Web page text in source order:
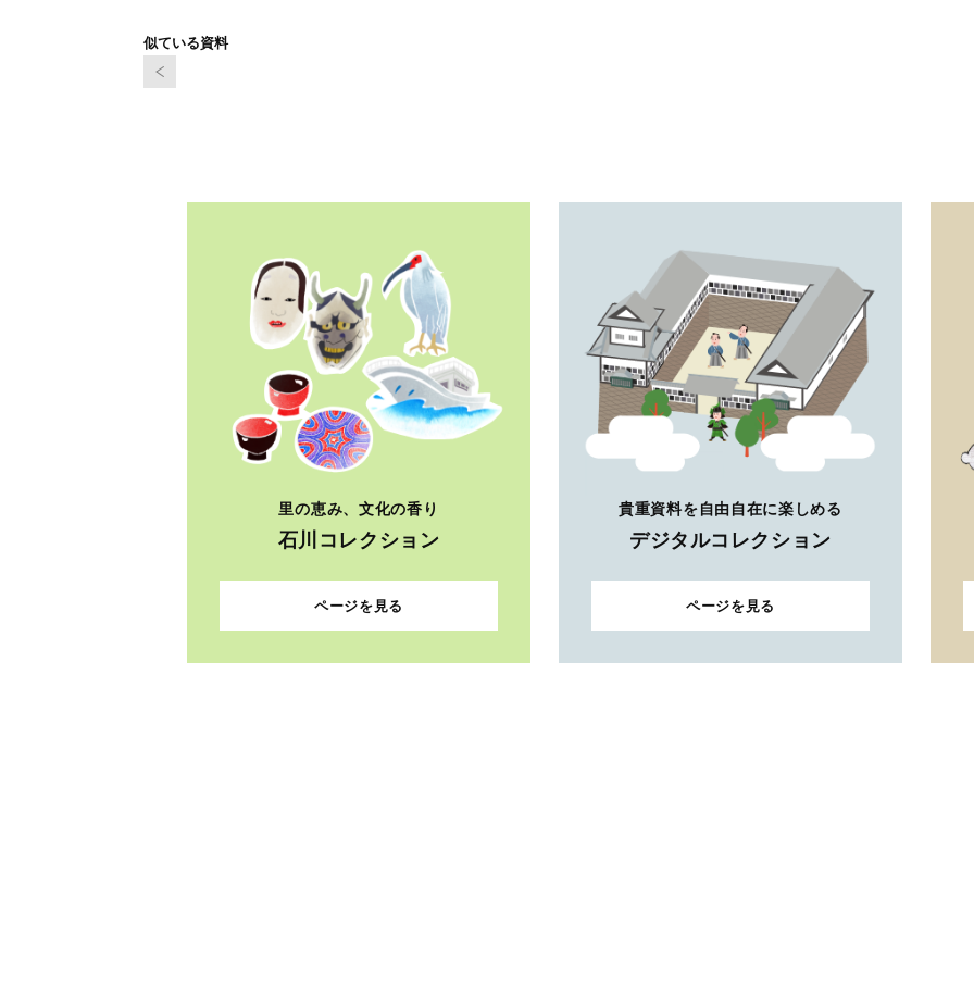
似ている資料
里の恵み、文化の香り
石川コレクション
ページを見る
貴重資料を自由自在に楽しめる
デジタルコレクション
ページを見る